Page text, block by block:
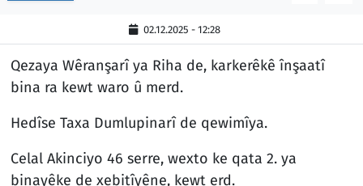
02.12.2025 - 12:28
Qezaya Wêranşarî ya Riha de, karkerêkê înşaatî
bina ra kewt waro û merd.
Hedîse Taxa Dumlupinarî de qewimîya.
Celal Akinciyo 46 serre, wexto ke qata 2. ya
binayêke de xebitîyêne, kewt erd.